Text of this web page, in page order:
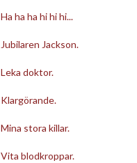
Ha ha ha hi hi hi...
Jubilaren Jackson.
Leka doktor.
Klargörande.
Mina stora killar.
Vita blodkroppar.